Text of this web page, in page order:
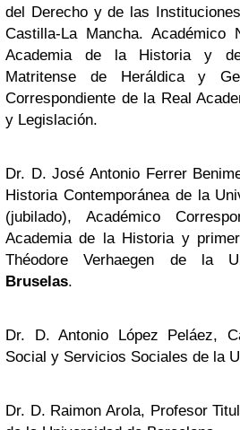
del Derecho y de las
Castilla-La Mancha. Académico
Academia de la Historia y
Matritense de Heráldica y
Correspondiente de la Real
y Legislación.
Dr. D. José Antonio Ferrer
Historia Contemporánea de la
(jubilado), Académico
Academia de la Historia y
Théodore Verhaegen de la
Bruselas.
Dr. D. Antonio López Peláez,
Social y Servicios Sociales de la
Dr. D. Raimon Arola, Profesor